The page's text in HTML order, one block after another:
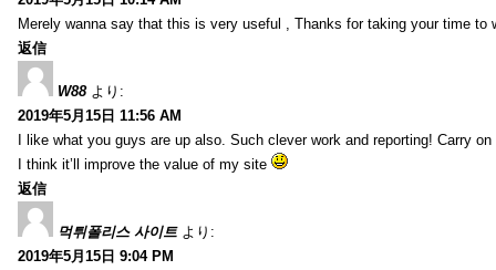
Merely wanna say that this is very useful , Thanks for taking your time to
返信
W88 より:
2019年5月15日 11:56 AM
I like what you guys are up also. Such clever work and reporting! Carry
I think it’ll improve the value of my site
返信
먹튀폴리스 사이트 より:
2019年5月15日 9:04 PM